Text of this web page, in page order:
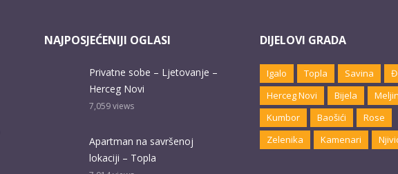
NAJPOSJEĆENIJI OGLASI
Privatne sobe – Ljetovanje –
Herceg Novi
7,059views
Apartman na savršenoj
lokaciji – Topla
DIJELOVI GRADA
Igalo Topla Savina
Herceg Novi
Bijela
Kumbor
Baošići
Rose
Zelenika
Kamenari